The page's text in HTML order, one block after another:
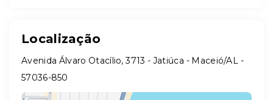
Localização
Avenida Álvaro Otacílio, 3713 - Jatiúca - Maceió/AL -
57036-850